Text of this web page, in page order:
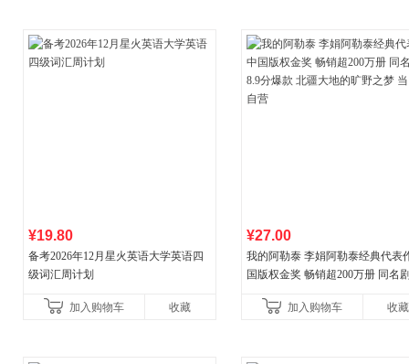
¥19.80
备考2026年12月星火英语大学英语四
级词汇周计划
加入购物车 收藏
¥27.00
我的阿勒泰 李娟阿勒泰经典代表
国版权金奖 畅销超200万册 同名
加入购物车
收藏